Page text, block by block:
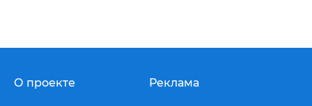
О проекте Реклама